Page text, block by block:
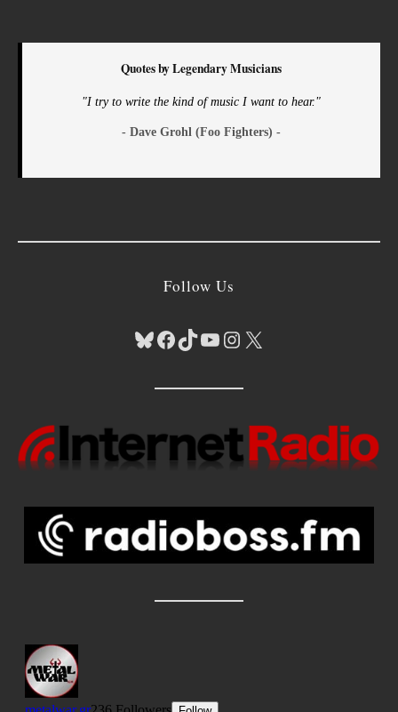
Quotes by Legendary Musicians
"I try to write the kind of music I want to hear."
- Dave Grohl (Foo Fighters) -
Follow Us